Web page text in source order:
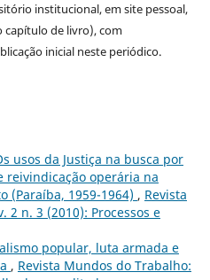
institucional, em site pessoal,
capítulo de livro), com
inicial neste periódico.
usos da Justiça na busca por
reivindicação operária na
(Paraíba, 1959-1964) , Revista
2 n. 3 (2010): Processos e
popular, luta armada e
, Revista Mundos do Trabalho: